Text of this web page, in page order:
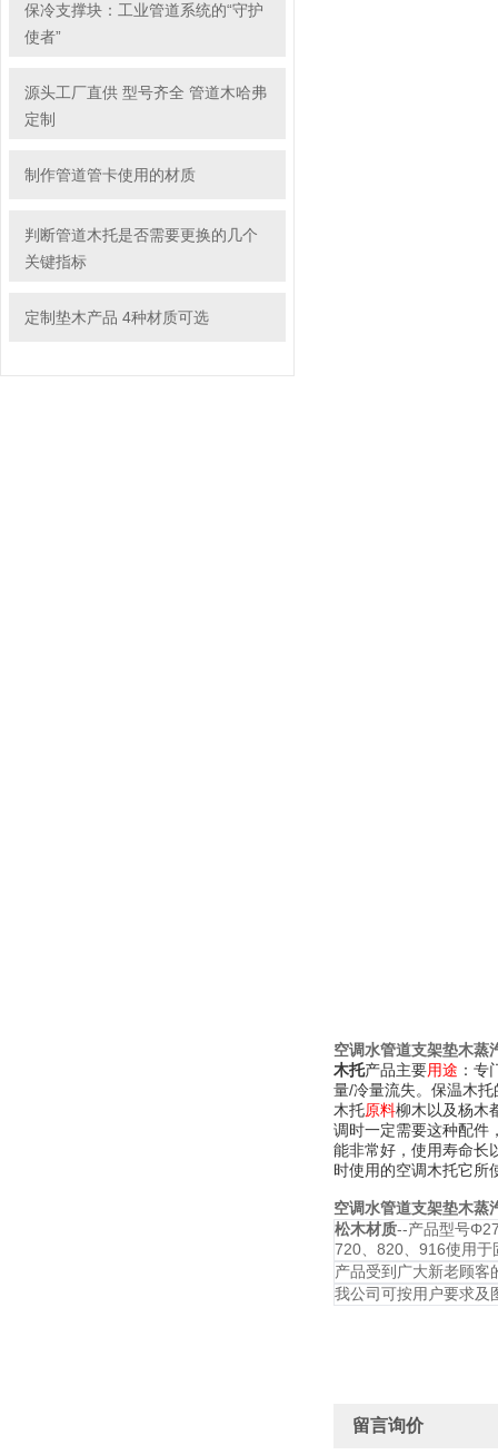
保冷支撑块：工业管道系统的“守护
使者”
源头工厂直供 型号齐全 管道木哈弗
定制
制作管道管卡使用的材质
判断管道木托是否需要更换的几个
关键指标
定制垫木产品 4种材质可选
空调水管道支架垫木蒸
木托产品主要用途 ：
量/冷量流失。保温木
木托原料柳木以及杨木
调时一定需要这种配件
能非常好，使用寿命长
时使用的空调木托它所
空调水管道支架垫木蒸
松木材质--产品型号
720、820、916使用于
产品受到广大新老顾客
我公司可按用户要求及
留言询价